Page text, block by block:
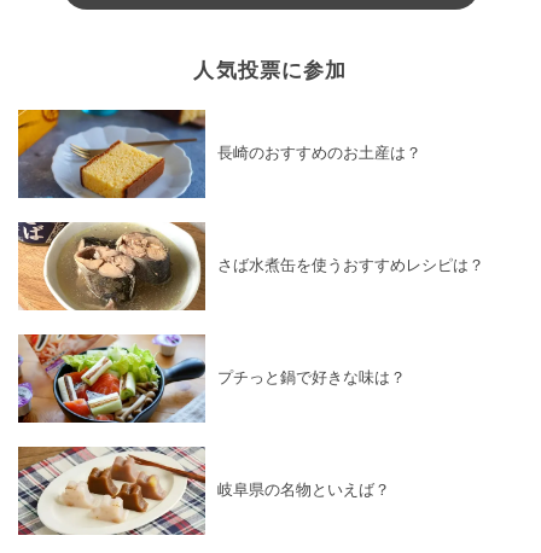
人気投票に参加
長崎のおすすめのお土産は？
さば水煮缶を使うおすすめレシピは？
プチっと鍋で好きな味は？
岐阜県の名物といえば？